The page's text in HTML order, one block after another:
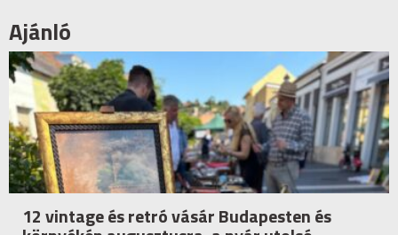
Ajánló
12 vintage és retró vásár Budapesten és